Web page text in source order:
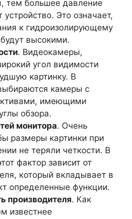
тем большее давление
Это означает,
к гидроизолирующему
высокими.
. Видеокамеры,
угол видимости
картинку. В
камеры с
имеющими
обзора.
монитора. Очень
размеры картинки при
не теряли четкости. В
фактор зависит от
который вкладывает в
определенные функции.
производителя. Как
известнее